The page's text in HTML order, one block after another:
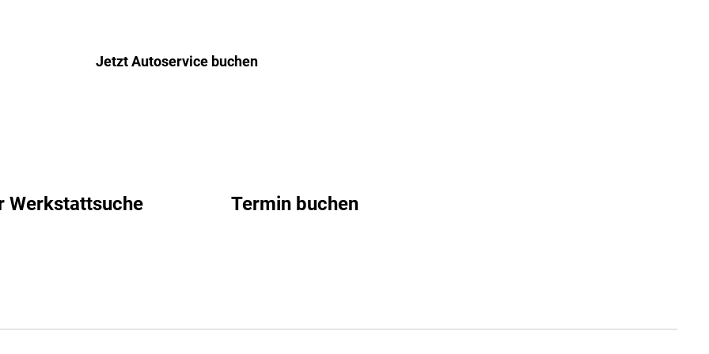
Jetzt Autoservice buchen
Werkstattsuche Termin buchen